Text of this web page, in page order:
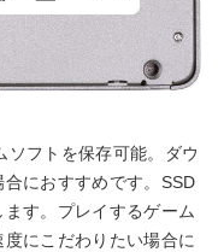
フトを保存可能。ダウ
におすすめです。SSD
す。プレイするゲーム
にこだわりたい場合に